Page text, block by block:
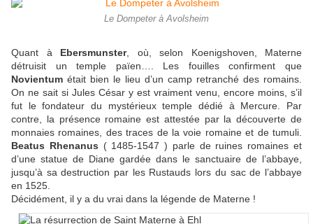
Le Dompeter à Avolsheim
Quant à Ebersmunster, où, selon Koenigshoven, Materne
détruisit un temple païen…. Les fouilles confirment que
Novientum était bien le lieu d’un camp retranché des romains.
On ne sait si Jules César y est vraiment venu, encore moins, s’il
fut le fondateur du mystérieux temple dédié à Mercure. Par
contre, la présence romaine est attestée par la découverte de
monnaies romaines, des traces de la voie romaine et de tumuli.
Beatus Rhenanus ( 1485-1547 ) parle de ruines romaines et
d’une statue de Diane gardée dans le sanctuaire de l’abbaye,
jusqu’à sa destruction par les Rustauds lors du sac de l’abbaye
en 1525.
Décidément, il y a du vrai dans la légende de Materne !